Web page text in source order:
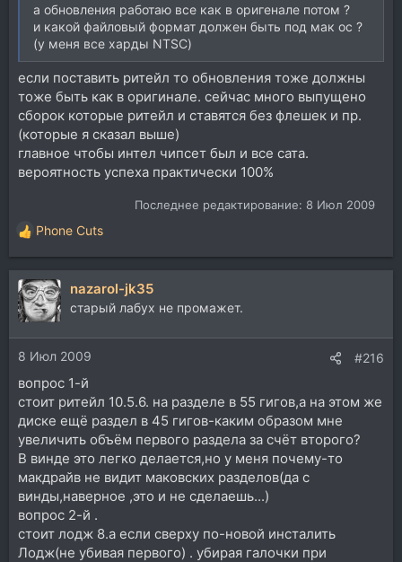
а обновления работаю все как в оригенале потом ?
и какой файловый формат должен быть под мак ос ?
(у меня все харды NTSC)
если поставить ритейл то обновления тоже должны
тоже быть как в оригинале. сейчас много выпущено
сборок которые ритейл и ставятся без флешек и пр.
(которые я сказал выше)
главное чтобы интел чипсет был и все сата.
вероятность успеха практически 100%
Последнее редактирование: 8 Июл 2009
Р
е
а
к
ц
и
и
:
Phone Cuts
nazarol-jk35
старый лабух не промажет.
8 Июл 2009 #216
вопрос 1-й
стоит ритейл 10.5.6. на разделе в 55 гигов,а на этом же
диске ещё раздел в 45 гигов-каким образом мне
увеличить объём первого раздела за счёт второго?
В винде это легко делается,но у меня почему-то
макдрайв не видит маковских разделов(да с
винды,наверное ,это и не сделаешь...)
вопрос 2-й .
стоит лодж 8.а если сверху по-новой инсталить
Лодж(не убивая первого) . убирая галочки при